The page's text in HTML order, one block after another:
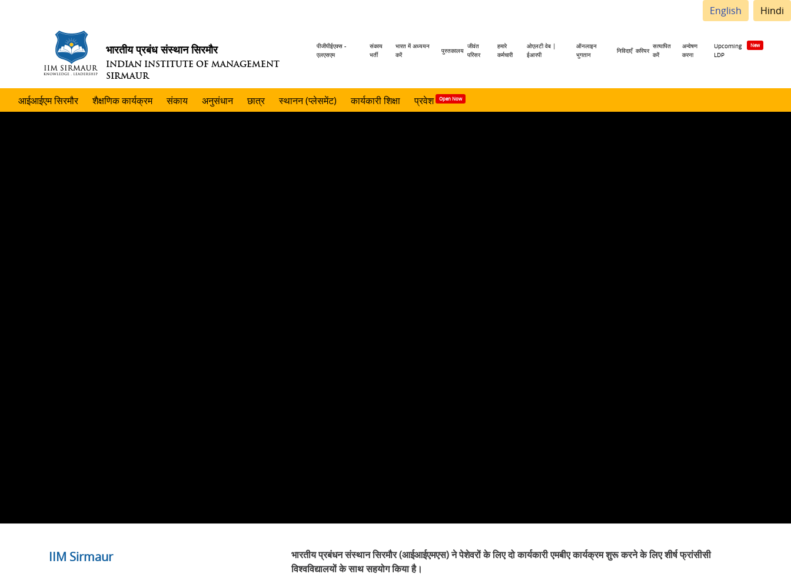
English Hindi
भारतीय प्रबंध संस्थान सिरमौर
INDIAN INSTITUTE OF MANAGEMENT
SIRMAUR
Header
पीजीपीईएक्स -
एलएसएम
संकाय
भर्ती
भारत में अध्ययन
करें
पुस्तकालय
जीवंत
परिसर
हमारे
कर्मचारी
ओएलटी वेब |
ईआरपी
ऑनलाइन
भुगतान
निविदाएँ करियर
सत्यापित
करें
अन्वेषण
करना
Upcoming
LDP
आईआईएम सिरमौर शैक्षणिक कार्यक्रम संकाय अनुसंधान छात्र स्थानन (प्लेसमेंट) कार्यकारी शिक्षा प्रवेश
IIM Sirmaur
भारतीय प्रबंधन संस्थान सिरमौर (आईआईएमएस) ने पेशेवरों के लिए दो कार्यकारी एमबीए कार्यक्रम शुरू करने के लिए शीर्ष फ्रांसीसी
विश्वविद्यालयों के साथ सहयोग किया है।